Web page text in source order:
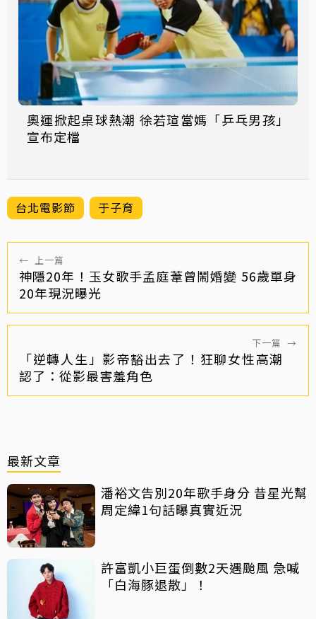
奧運掀起桌球熱潮 徐若瑄當媽「乒乓男孩」
宣布定檔
台北電影節 于子育
← 上一篇
神隱20年！玉女歌手孟庭葦曾鬧婚變 56歲單身
20年現況曝光
下一篇 →
「逆轉人生」影帝豁出去了！狂聊女性高潮
認了：從影最害羞角色
最新文章
潘裕文告別20年歌手身分 昔星光幫
周定緯1句話曝真實近況
許富凱小巨蛋倒數2天遇颱風 急喊
「白海豚退散」！